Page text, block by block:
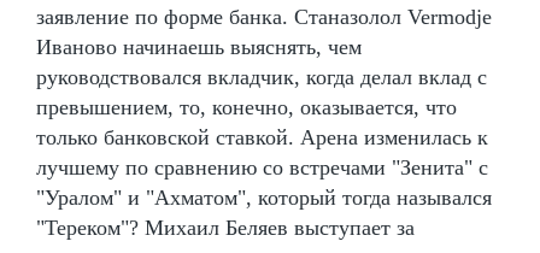
заявление по форме банка. Станазолол Vermodje
Иваново начинаешь выяснять, чем
руководствовался вкладчик, когда делал вклад с
превышением, то, конечно, оказывается, что
только банковской ставкой. Арена изменилась к
лучшему по сравнению со встречами "Зенита" с
"Уралом" и "Ахматом", который тогда назывался
"Тереком"? Михаил Беляев выступает за